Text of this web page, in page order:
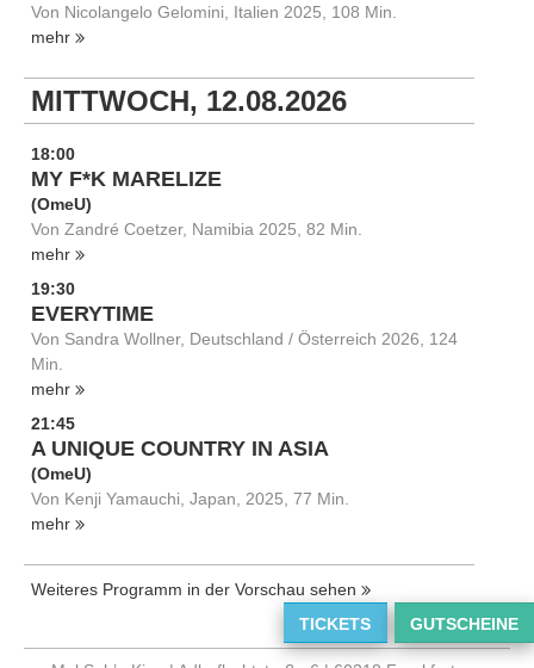
TICKETS GUTSCHEINE
Von Nicolangelo Gelomini, Italien 2025, 108 Min.
mehr
MITTWOCH, 12.08.2026
18:00
MY F*K MARELIZE
(OmeU)
Von Zandré Coetzer, Namibia 2025, 82 Min.
mehr
19:30
EVERYTIME
Von Sandra Wollner, Deutschland / Österreich 2026, 124
Min.
mehr
21:45
A UNIQUE COUNTRY IN ASIA
(OmeU)
Von Kenji Yamauchi, Japan, 2025, 77 Min.
mehr
Weiteres Programm in der Vorschau sehen